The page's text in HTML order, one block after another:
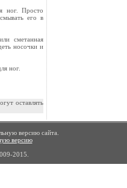
ног. Просто
его в
сметанная
носочки и
ног.
оставлять
версию сайта.
версию
2015.